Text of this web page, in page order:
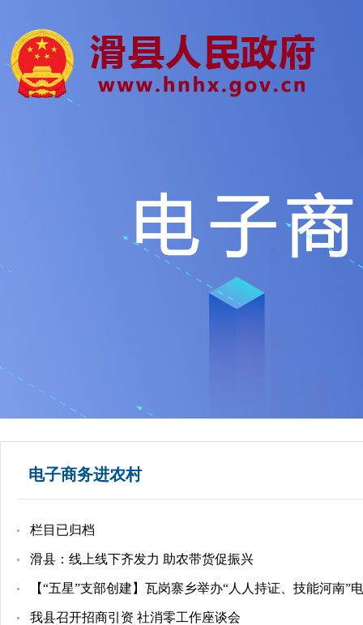
电子商务进农村
栏目已归档
​滑县：线上线下齐发力 助农带货促振兴
【“五星”支部创建】瓦岗寨乡举办“人人持证、技能河南
我县召开招商引资 社消零工作座谈会